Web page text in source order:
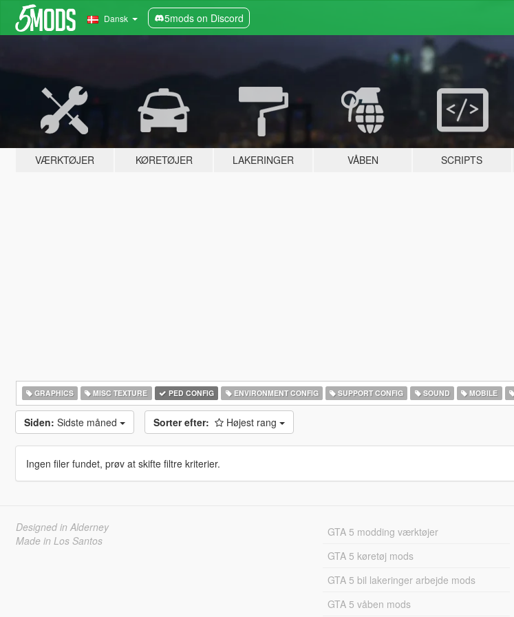
Dansk 5mods on Discord
VÆRKTØJER KØRETØJER LAKERINGER VÅBEN SCRIPTS
GRAPHICS MISC TEXTURE PED CONFIG ENVIRONMENT CONFIG SUPPORT CONFIG SOUND MOBILE
Siden: Sidste måned Sorter efter: Højest rang
Ingen filer fundet, prøv at skifte filtre kriterier.
Designed in Alderney
Made in Los Santos
GTA 5 modding værktøjer
GTA 5 køretøj mods
GTA 5 bil lakeringer arbejde mods
GTA 5 våben mods